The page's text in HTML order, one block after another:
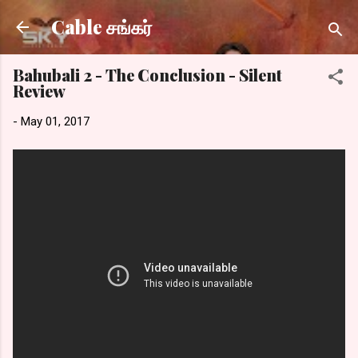
Skip to main content
Cable சங்கர்
Bahubali 2 - The Conclusion - Silent
Review
- May 01, 2017